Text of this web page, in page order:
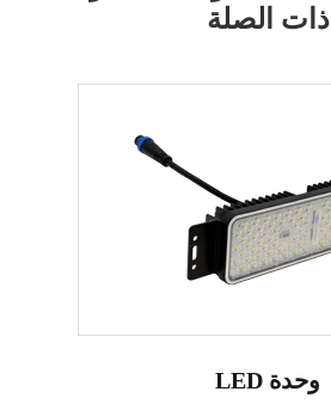
ذات الصلة
LED وحدة